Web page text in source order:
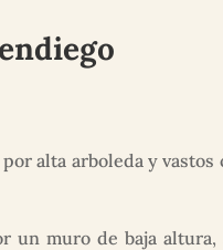
alta arboleda y
un muro de baja